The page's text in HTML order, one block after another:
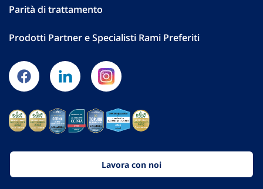
Parità di trattamento
Prodotti Partner e Specialisti Rami Preferiti
Lavora con noi